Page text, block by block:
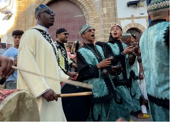
دولية
المرأة
فنية
منوعة